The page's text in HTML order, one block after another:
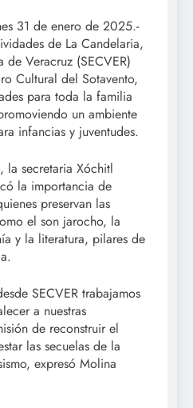
31 de enero de 2025.-
de La Candelaria,
de Veracruz (SECVER)
Cultural del Sotavento,
para toda la familia
un ambiente
infancias y juventudes.
la secretaria Xóchitl
la importancia de
preservan las
el son jarocho, la
y la literatura, pilares de
SECVER trabajamos
a nuestras
de reconstruir el
las secuelas de la
expresó Molina